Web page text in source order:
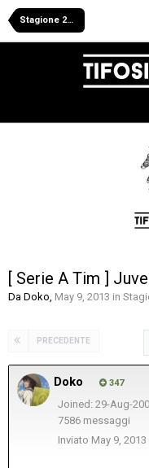
Stagione 2012/2013
[ Serie A Tim ]
Da Doko, May 9, 2013 in
PRECEDENTE
Doko 347
Joined: 29-Aug-
7586 messaggi
Inviato May 9, 2013